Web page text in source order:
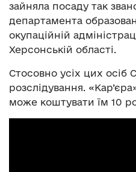
зайняла посаду так
департамента
окупаційній
Херсонській області.
Стосовно усіх цих осіб
розслідування.
може коштувати їм 10